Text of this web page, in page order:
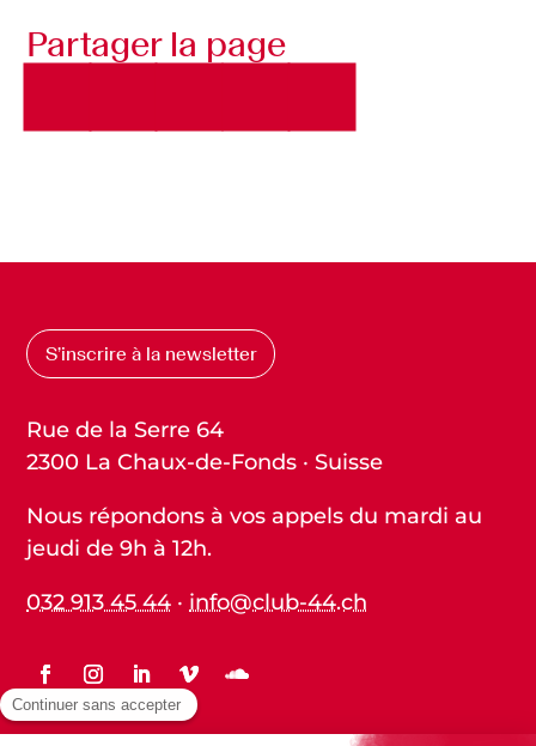
Partager la page
S’inscrire à la newsletter
Rue de la Serre 64
2300 La Chaux-de-Fonds · Suisse
Nous répondons à vos appels du mardi au
jeudi de 9h à 12h.
032 913 45 44 ·info@club-44.ch